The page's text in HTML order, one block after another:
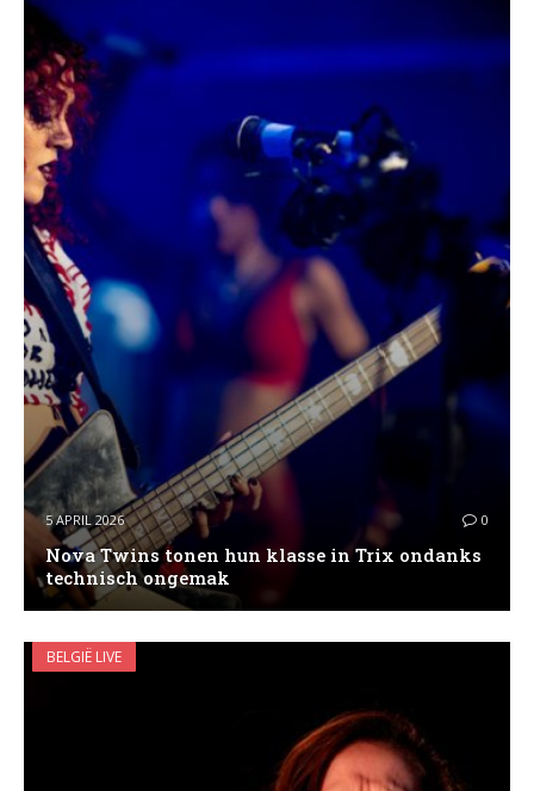
5 APRIL 2026 0
Nova Twins tonen hun klasse in Trix ondanks
technisch ongemak
BELGIË LIVE